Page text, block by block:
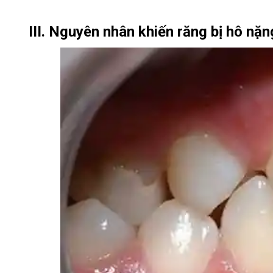
III. Nguyên nhân khiến răng bị hô